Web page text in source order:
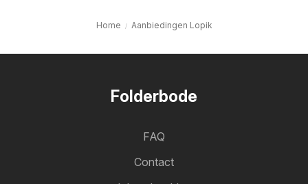
Home Aanbiedingen Lopik
Folderbode
FAQ
Contact